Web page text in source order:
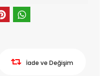
İade ve Değişim